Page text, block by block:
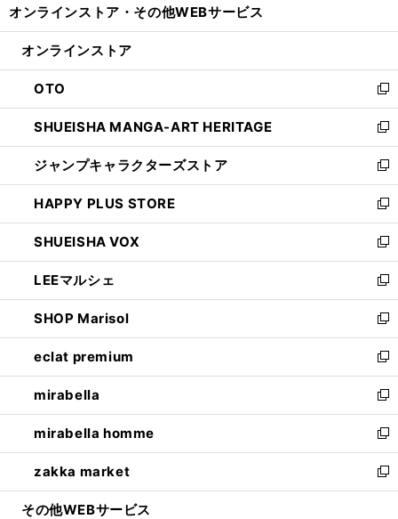
開
ン
ウ
で
開
く
ウ
ン
ド
ウ
で
開
く
オンラインストア・ その他WEBサービス
オンラインストア
OTO
新
し
い
ウ
ィ
ン
ド
ウ
で
開
く
SHUEISHA MANGA-ART HERITAGE
新
し
い
ウ
ィ
ン
ド
ウ
で
開
く
ジャンプキャラクターズストア
新
し
い
ウ
ィ
ン
ド
ウ
で
開
く
HAPPY PLUS STORE
新
し
い
ウ
ィ
ン
ド
ウ
で
開
く
SHUEISHA VOX
新
し
い
ウ
ィ
ン
ド
ウ
で
開
く
LEEマルシェ
新
し
い
ウ
ィ
ン
ド
ウ
で
開
く
SHOP Marisol
新
し
い
ウ
ィ
ン
ド
ウ
で
開
eclat premium
新
し
い
ウ
ィ
ン
ド
ウ
mirabella
新
し
い
ウ
ィ
ン
mirabella homme
新
し
い
ウ
zakka market
新
し
その他WEBサービス